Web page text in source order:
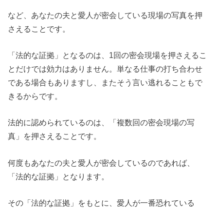
など、あなたの夫と愛人が密会している現場の写真を押
さえることです。
「法的な証拠」となるのは、1回の密会現場を押さえるこ
とだけでは効力はありません。単なる仕事の打ち合わせ
である場合もありますし、またそう言い逃れることもで
きるからです。
法的に認められているのは、「複数回の密会現場の写
真」を押さえることです。
何度もあなたの夫と愛人が密会しているのであれば、
「法的な証拠」となります。
その「法的な証拠」をもとに、愛人が一番恐れている